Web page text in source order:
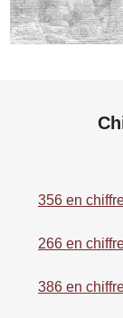
356 en
266 en
386 en